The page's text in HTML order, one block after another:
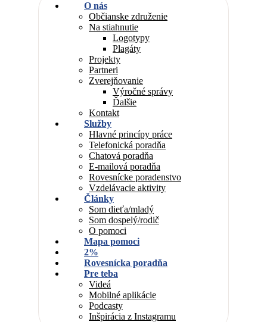
O nás
Občianske združenie
Na stiahnutie
Logotypy
Plagáty
Projekty
Partneri
Zverejňovanie
Výročné správy
Ďalšie
Kontakt
Služby
Hlavné princípy práce
Telefonická poradňa
Chatová poradňa
E-mailová poradňa
Rovesnícke poradenstvo
Vzdelávacie aktivity
Články
Som dieťa/mladý
Som dospelý/rodič
O pomoci
Mapa pomoci
2%
Rovesnícka poradňa
Pre teba
Videá
Mobilné aplikácie
Podcasty
Inšpirácia z Instagramu